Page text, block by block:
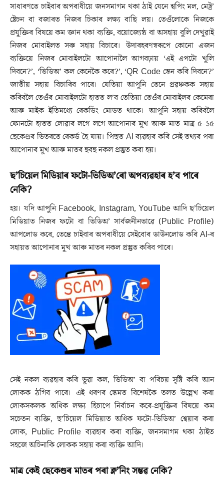
সাধাৰণতে চাইবাৰ অপৰাধীয়ে জনসমাগম থকা ঠাই যেনে শ্বপিং মল, মেট্ৰ’
ষ্টেচন বা বজাৰত নিজৰ চিকাৰ লক্ষ্য বাছি লয়। তেওঁলোকে নিজকে
প্ৰযুক্তিৰ বিষয়ে কম জ্ঞান থকা ব্যক্তি, বয়োজ্যেষ্ঠ বা অসহায় বুলি দেখুৱাই
নিজৰ মোবাইলত সৰু সহায় বিচাৰে। উদাৰহৰণস্বৰূপে কোনো এজন
ব্যক্তিয়ে নিজৰ মোবাইলটো আপোনালৈ আগবঢ়ায় ‘এই এপটো খুলি
দিবনে?’, ‘ভিডিঅ’ কল কেনেকৈ কৰে?’, ‘QR Code স্কেন কৰি দিবনে?’
জাতীয় সহায় বিচাৰিব পাৰে। যেতিয়া আপুনি তেনে প্ৰৱঞ্চকক সহায়
কৰিবলৈ তেওঁৰ মোবাইলটো হাতত ল’ব তেতিয়া তেওঁৰ মোবাইলৰ কেমেৰা
আৰু মাইক ইতিমধ্যে ৰেকৰ্ডিং মোডত থাকে। আপুনি সহায় কৰিবলৈ
ফোনটো হাতত লোৱাৰ লগে লগে আপোনাৰ মুখ আৰু মাত মাত্ৰ ৫–১৫
ছেকেণ্ডৰ ভিতৰতে ৰেকৰ্ড হৈ যায়। পিছত AI ব্যৱহাৰ কৰি সেই তথ্যৰ পৰা
আপোনাৰ মুখ আৰু মাতৰ হুবহু নকল প্ৰস্তুত কৰা হয়।
ছ’চিয়েল মিডিয়াৰ ফটো-ভিডিঅ’ৰো অপব্যৱহাৰ হ’ব পাৰে
নেকি?
হয়। যদি আপুনি Facebook, Instagram, YouTube আদি ছ’চিয়েল
মিডিয়াত নিজৰ ফটো বা ভিডিঅ’ সাৰ্বজনীনভাৱে (Public Profile)
আপলোড কৰে, তেন্তে চাইবাৰ অপৰাধীয়ে সেইবোৰ ডাউনলোড কৰি AI-ৰ
সহায়ত আপোনাৰ মুখ আৰু মাতৰ নকল প্ৰস্তুত কৰিব পাৰে।
সেই নকল ব্যৱহাৰ কৰি ভুৱা কল, ভিডিঅ’ বা পৰিচয় সৃষ্টি কৰি আন
লোকক ঠগিব পাৰে। এই ধৰণৰ স্কেমত বিশেষকৈ তলত উল্লেখ কৰা
লোকসকলক অধিক লক্ষ্য হিচাপে নিৰ্বাচন কৰে-প্ৰযুক্তিৰ বিষয়ে কম
সচেতন ব্যক্তি, ছ’চিয়েল মিডিয়াত অধিক ফটো-ভিডিঅ’ শ্বেয়াৰ কৰা
লোক, Public Profile ব্যৱহাৰ কৰা ব্যক্তি, জনসমাগম থকা ঠাইত
সহজে অচিনাকি লোকক সহায় কৰা ব্যক্তি আদি।
মাত্ৰ কেই ছেকেণ্ডৰ মাতৰ পৰা ক্ল’নিং সম্ভৱ নেকি?